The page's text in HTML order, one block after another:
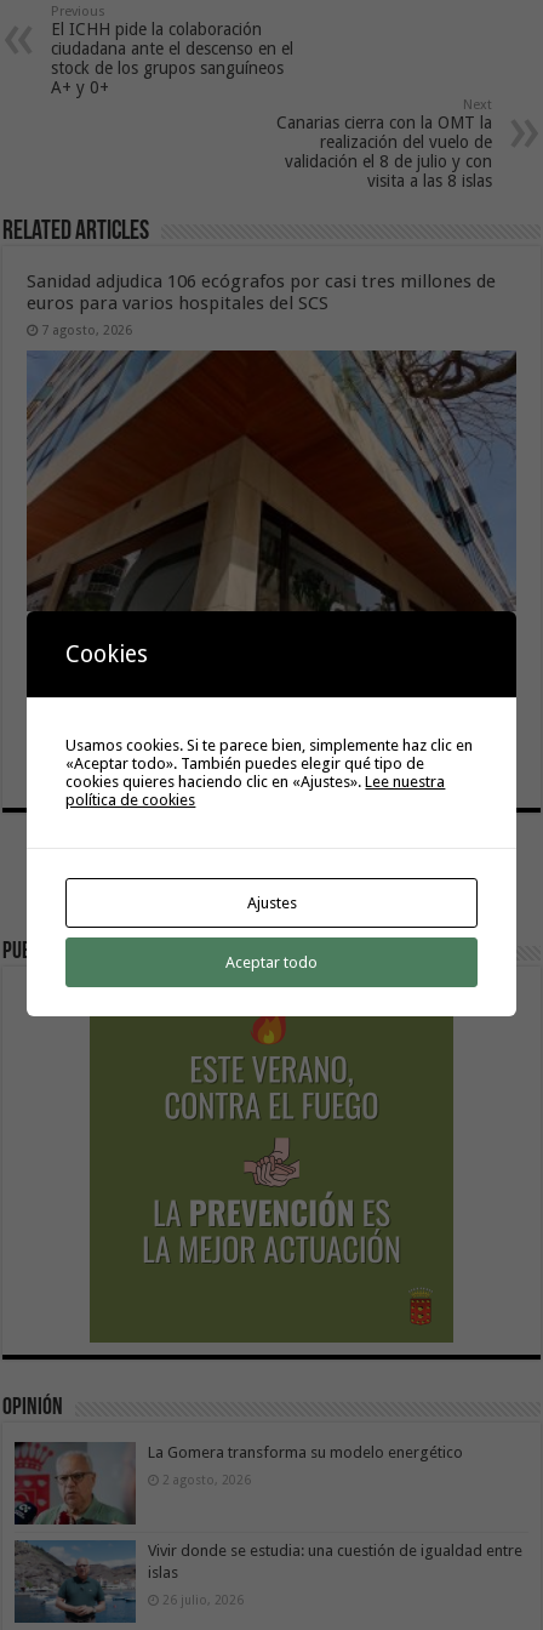
Previous
El ICHH pide la colaboración
ciudadana ante el descenso en el
stock de los grupos sanguíneos
A+ y 0+
Next
Canarias cierra con la OMT la
realización del vuelo de
validación el 8 de julio y con
visita a las 8 islas
Related Articles
Sanidad adjudica 106 ecógrafos por casi tres millones de
euros para varios hospitales del SCS
7 agosto, 2026
Transparencia de Canarias por cuarto año consecutivo
al sector por valor de 7,09 M€ tras aumentar las cuantías
6 agosto, 2026
Publicidad
Opinión
La Gomera transforma su modelo energético
2 agosto, 2026
Vivir donde se estudia: una cuestión de igualdad entre
islas
26 julio, 2026
Cookies
Usamos cookies. Si te parece bien, simplemente haz clic en
«Aceptar todo». También puedes elegir qué tipo de
cookies quieres haciendo clic en «Ajustes».Lee nuestra
política de cookies
Ajustes
Aceptar todo